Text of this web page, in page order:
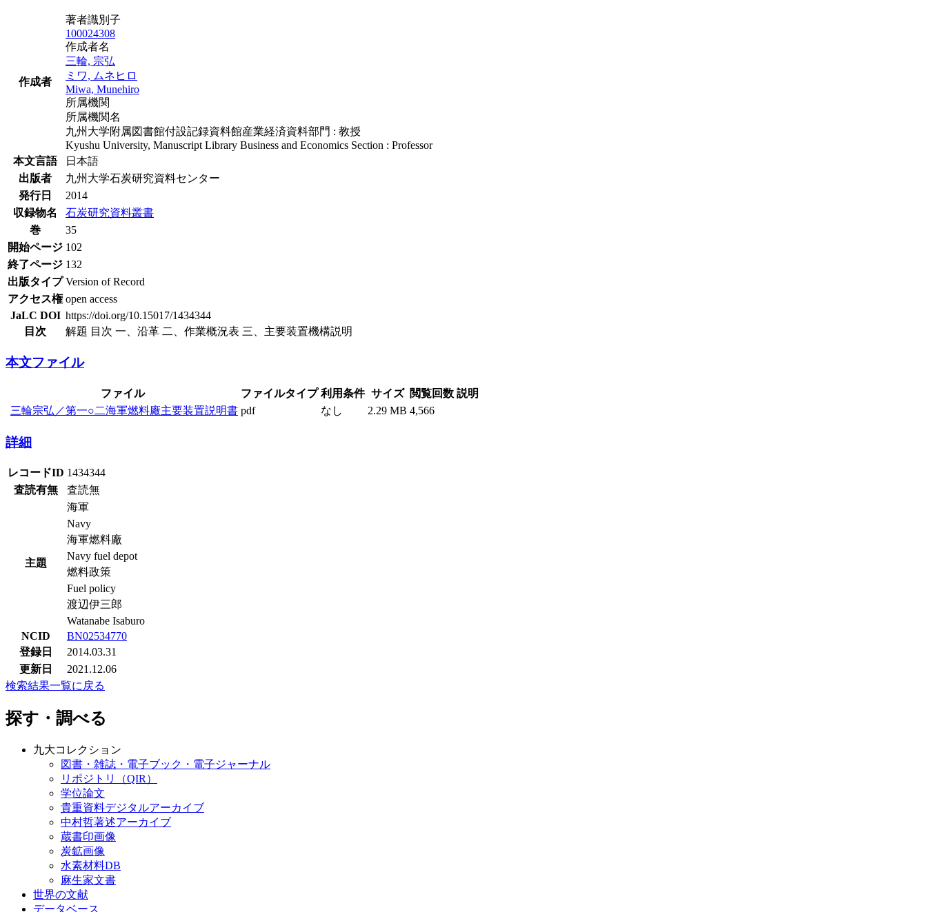
作成者
著者識別子
100024308
作成者名
三輪, 宗弘
ミワ, ムネヒロ
Miwa, Munehiro
所属機関
所属機関名
九州大学附属図書館付設記録資料館産業経済資料部門 : 教授
Kyushu University, Manuscript Library Business and Economics Section : Professor
本文言語
日本語
出版者
九州大学石炭研究資料センター
発行日
2014
収録物名
石炭研究資料叢書
巻
35
開始ページ 102
終了ページ 132
出版タイプ Version of Record
アクセス権 open access
JaLC DOI https://doi.org/10.15017/1434344
目次
解題 目次 一、沿革 二、作業概況表 三、主要装置機構説明
本文ファイル
ファイル ファイルタイプ 利用条件 サイズ 閲覧回数 説明
三輪宗弘／第一○二海軍燃料廠主要装置説明書 pdf なし 2.29 MB 4,566
詳細
レコードID 1434344
査読有無
査読無
主題
海軍
Navy
海軍燃料廠
Navy fuel depot
燃料政策
Fuel policy
渡辺伊三郎
Watanabe Isaburo
NCID
BN02534770
登録日
2014.03.31
更新日
2021.12.06
検索結果一覧に戻る
探す・調べる
九大コレクション
図書・雑誌・電子ブック・電子ジャーナル
リポジトリ（QIR）
学位論文
貴重資料デジタルアーカイブ
中村哲著述アーカイブ
蔵書印画像
炭鉱画像
水素材料DB
麻生家文書
世界の文献
データベース